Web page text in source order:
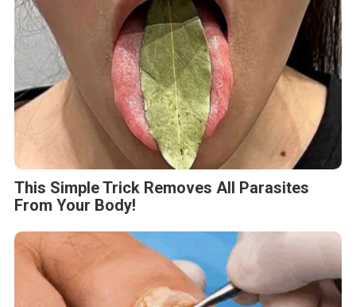
This Simple Trick Removes All Parasites
From Your Body!